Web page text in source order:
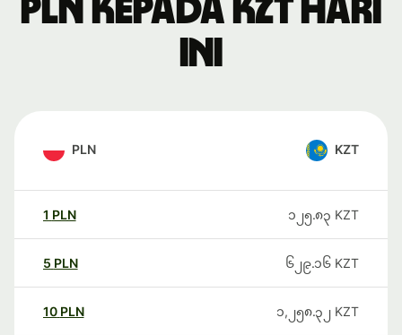
PLN kepada KZT hari
ini
PLN KZT
1 PLN ၁၂၅.၈၃ KZT
5 PLN ၆၂၉.၁၆ KZT
10 PLN ၁,၂၅၈.၃၂ KZT